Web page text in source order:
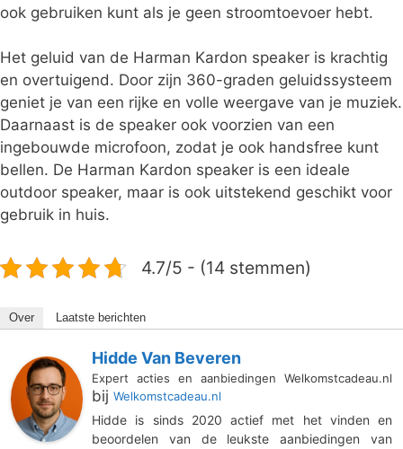
ook gebruiken kunt als je geen stroomtoevoer hebt.
Het geluid van de Harman Kardon speaker is krachtig
en overtuigend. Door zijn 360-graden geluidssysteem
geniet je van een rijke en volle weergave van je muziek.
Daarnaast is de speaker ook voorzien van een
ingebouwde microfoon, zodat je ook handsfree kunt
bellen. De Harman Kardon speaker is een ideale
outdoor speaker, maar is ook uitstekend geschikt voor
gebruik in huis.
4.7/5 - (14 stemmen)
Over Laatste berichten
Hidde Van Beveren
Expert acties en aanbiedingen Welkomstcadeau.nl
bij Welkomstcadeau.nl
Hidde is sinds 2020 actief met het vinden en
beoordelen van de leukste aanbiedingen van